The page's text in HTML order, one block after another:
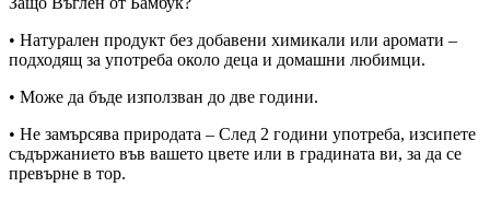
• Натурален продукт без добавени химикали или аромати –
подходящ за употреба около деца и домашни любимци.
• Може да бъде използван до две години.
• Не замърсява природата – След 2 години употреба, изсипете
съдържанието във вашето цвете или в градината ви, за да се
превърне в тор.